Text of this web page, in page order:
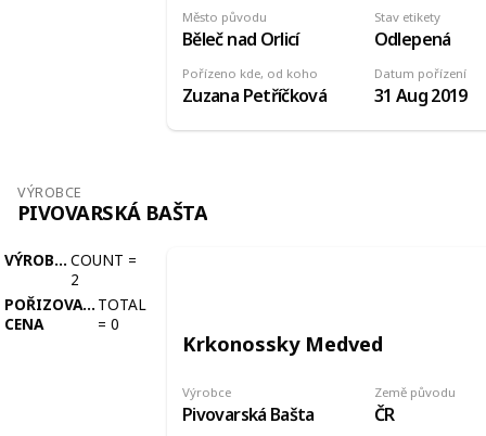
Pořízeno kde, od koho
Zuzana Petříčková
Stav etikety
Odlepená
Datum pořízení
31 Aug 2019
Město původu
Běleč nad Orlicí
VÝROBCE
PIVOVARSKÁ BAŠTA
VÝROBCE COUNT =
2
POŘIZOVACÍ
CENA
TOTAL
= 0
Krkonossky Medved
Výrobce
Pivovarská Bašta
Země původu
ČR